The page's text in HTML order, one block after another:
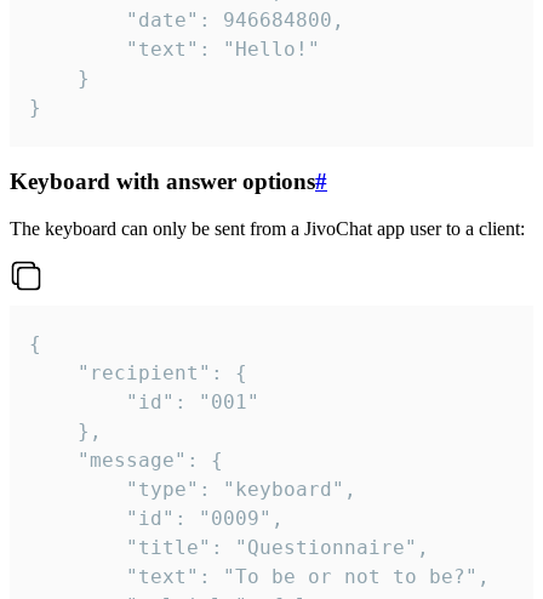
}
Keyboard with answer options#
The keyboard can only be sent from a JivoChat app user to a client:
{